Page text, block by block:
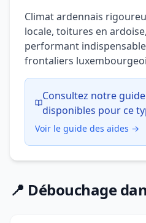
Climat ardennais
locale, toitures en
performant
frontaliers
Consultez notre
disponibles pour ce
Voir le guide des aides →
📍 Débouchage